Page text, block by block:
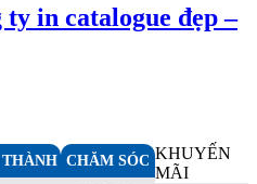
in catalogue đẹp –
CHĂM SÓC KHUYẾN
MÃI